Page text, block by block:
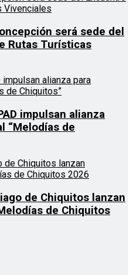
será sede del
Rutas Turísticas
impulsan alianza
“Melodías de
de Chiquitos lanzan
de Chiquitos